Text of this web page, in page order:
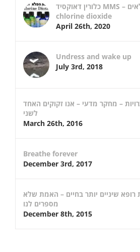
כלורין דאוקסיד MMS – מ.מ.ס תרופת הפלאים
chlorine dioxide
April 26th, 2020
Undress and wake up
July 3rd, 2018
– מחקר מדעי – אנו זקוקים האחד
לשני
March 26th, 2016
Breathe forever
December 3rd, 2017
רופא שיניים יותר בחיים – האמת שלא
מספרים לנו
December 8th, 2015